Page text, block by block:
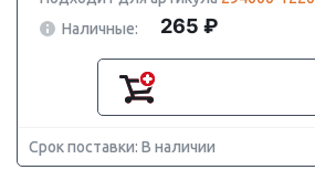
Наличные:
265 ₽
Срок поставки: В наличии